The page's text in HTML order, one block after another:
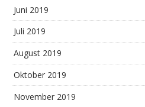
Juni 2019
Juli 2019
August 2019
Oktober 2019
November 2019